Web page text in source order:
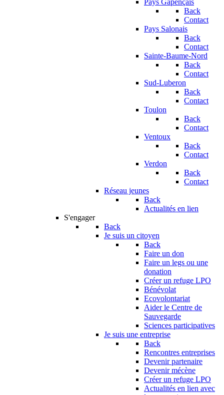
Pays Gapençais
Back
Contact
Pays Salonais
Back
Contact
Sainte-Baume-Nord
Back
Contact
Sud-Luberon
Back
Contact
Toulon
Back
Contact
Ventoux
Back
Contact
Verdon
Back
Contact
Réseau jeunes
Back
Actualités en lien
S'engager
Back
Je suis un citoyen
Back
Faire un don
Faire un legs ou une
donation
Créer un refuge LPO
Bénévolat
Ecovolontariat
Aider le Centre de
Sauvegarde
Sciences participatives
Je suis une entreprise
Back
Rencontres entreprises
Devenir partenaire
Devenir mécène
Créer un refuge LPO
Actualités en lien avec